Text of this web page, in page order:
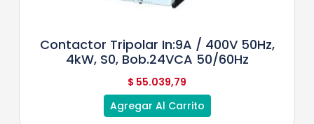
Contactor Tripolar In:9A / 400V 50Hz,
4kW, S0, Bob.24VCA 50/60Hz
$ 55.039,79
Agregar Al Carrito